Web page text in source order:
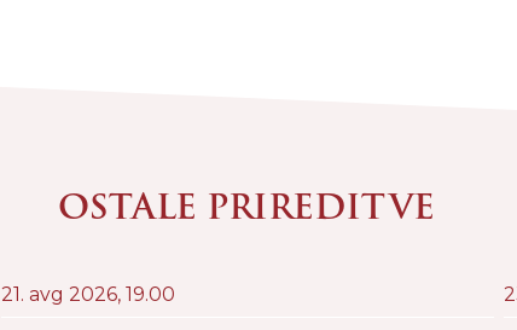
OSTALE PRIREDITVE
21. avg 2026, 19.00